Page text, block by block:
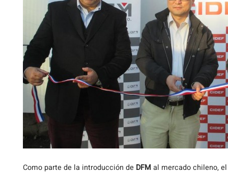
Como parte de la introducción de DFM al mercado chileno,